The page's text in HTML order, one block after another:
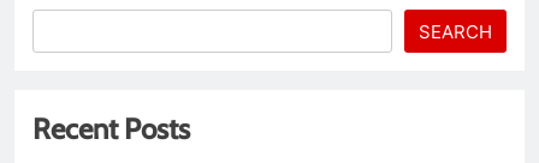
SEARCH
Recent Posts